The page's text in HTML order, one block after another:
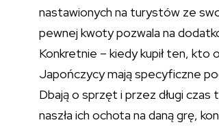
nastawionych na turystów ze
pewnej kwoty pozwala na
Konkretnie – kiedy kupił ten, kto
Japończycy mają specyficzne
Dbają o sprzęt i przez długi czas
naszła ich ochota na daną grę,